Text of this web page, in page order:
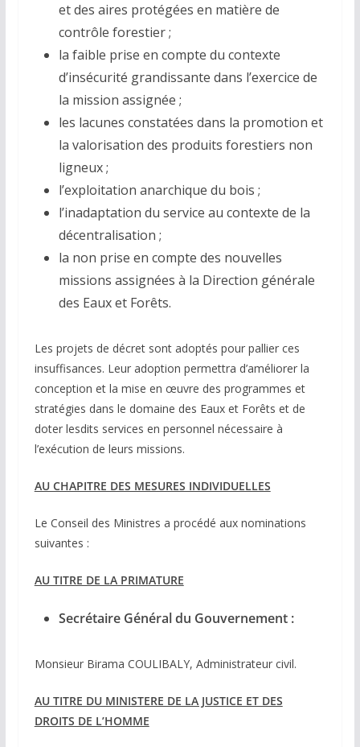
et des aires protégées en matière de
contrôle forestier ;
la faible prise en compte du contexte
d’insécurité grandissante dans l’exercice de
la mission assignée ;
les lacunes constatées dans la promotion et
la valorisation des produits forestiers non
ligneux ;
l’exploitation anarchique du bois ;
l’inadaptation du service au contexte de la
décentralisation ;
la non prise en compte des nouvelles
missions assignées à la Direction générale
des Eaux et Forêts.
Les projets de décret sont adoptés pour pallier ces
insuffisances. Leur adoption permettra d’améliorer la
conception et la mise en œuvre des programmes et
stratégies dans le domaine des Eaux et Forêts et de
doter lesdits services en personnel nécessaire à
l’exécution de leurs missions.
AU CHAPITRE DES MESURES INDIVIDUELLES
Le Conseil des Ministres a procédé aux nominations
suivantes :
AU TITRE DE LA PRIMATURE
Secrétaire Général du Gouvernement :
Monsieur Birama COULIBALY, Administrateur civil.
AU TITRE DU MINISTERE DE LA JUSTICE ET DES
DROITS DE L’HOMME